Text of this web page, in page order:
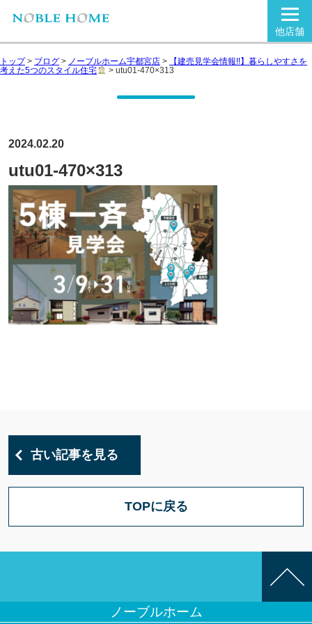
他店舗
トップ> ブログ > ノーブルホーム宇都宮店 >
【建売見学会情報!!】暮らしやすさを
考えた5つのスタイル住宅
> utu01-470×313
2024.02.20
utu01-470×313
古い記事を見る
TOPに戻る
ノーブルホーム